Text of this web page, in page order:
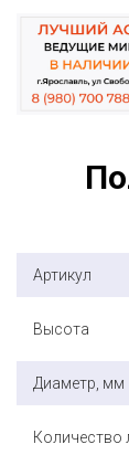
Артикул
Высота
Диаметр, мм
Количество